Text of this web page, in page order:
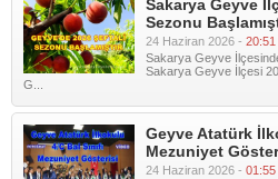
Sakarya Geyve
Sezonu
24 Haziran 2026 - 20:51
Sakarya Geyve
Sakarya Geyve İlçesi
G...
Geyve Atatürk
Mezuniyet
24 Haziran 2026 - 01:55